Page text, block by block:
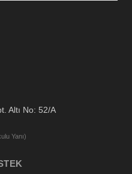
Altı No: 52/A
Yanı)